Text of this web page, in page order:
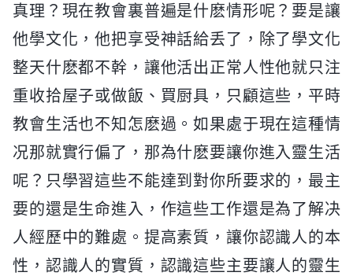
真理？現在教會裏普遍是什麽情形呢？要是讓
他學文化，他把享受神話給丢了，除了學文化
整天什麽都不幹，讓他活出正常人性他就只注
重收拾屋子或做飯、買厨具，只顧這些，平時
教會生活也不知怎麽過。如果處于現在這種情
况那就實行偏了，那為什麽要讓你進入靈生活
呢？只學習這些不能達到對你所要求的，最主
要的還是生命進入，作這些工作還是為了解决
人經歷中的難處。提高素質，讓你認識人的本
性，認識人的實質，認識這些主要讓人的靈生